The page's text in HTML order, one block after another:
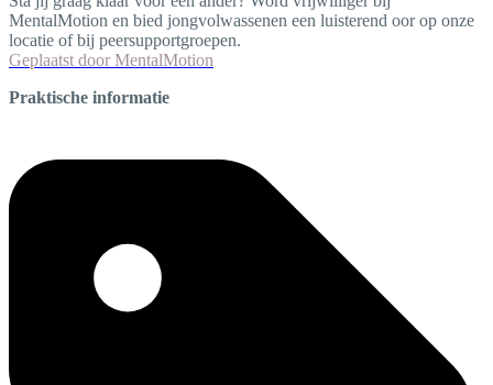
MentalMotion en bied jongvolwassenen een luisterend oor op onze
locatie of bij peersupportgroepen.
Geplaatst door MentalMotion
Praktische informatie